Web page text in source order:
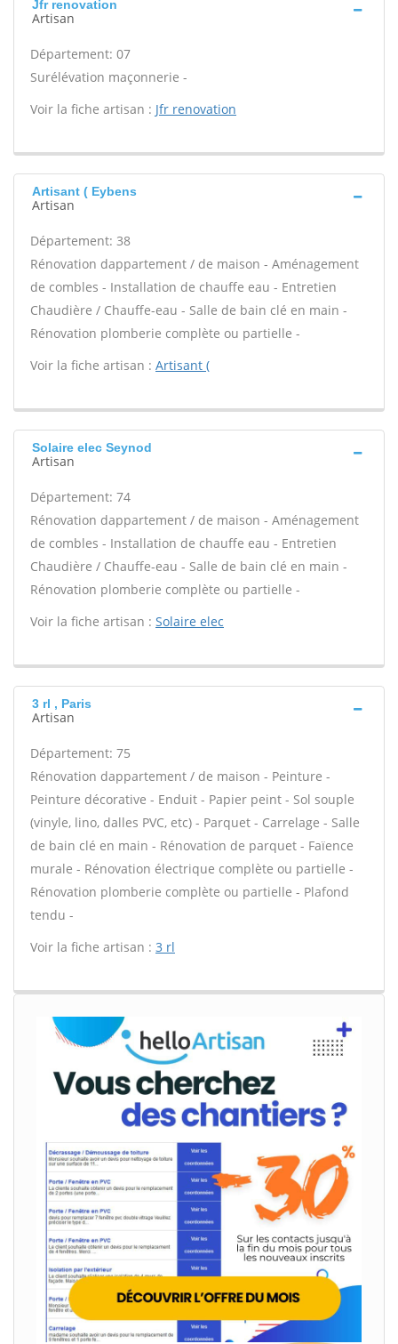
Jfr renovation
Artisan
Département: 07
Surélévation maçonnerie -
Voir la fiche artisan : Jfr renovation
Artisant ( Eybens
Artisan
Département: 38
Rénovation dappartement / de maison - Aménagement
de combles - Installation de chauffe eau - Entretien
Chaudière / Chauffe-eau - Salle de bain clé en main -
Rénovation plomberie complète ou partielle -
Voir la fiche artisan : Artisant (
Solaire elec Seynod
Artisan
Département: 74
Rénovation dappartement / de maison - Aménagement
de combles - Installation de chauffe eau - Entretien
Chaudière / Chauffe-eau - Salle de bain clé en main -
Rénovation plomberie complète ou partielle -
Voir la fiche artisan : Solaire elec
3 rl , Paris
Artisan
Département: 75
Rénovation dappartement / de maison - Peinture -
Peinture décorative - Enduit - Papier peint - Sol souple
(vinyle, lino, dalles PVC, etc) - Parquet - Carrelage - Salle
de bain clé en main - Rénovation de parquet - Faïence
murale - Rénovation électrique complète ou partielle -
Rénovation plomberie complète ou partielle - Plafond
tendu -
Voir la fiche artisan : 3 rl